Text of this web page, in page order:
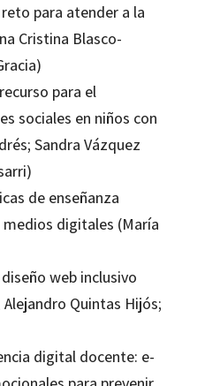
reto para atender a la
Cristina Blasco-
para el
sociales en niños con
Sandra Vázquez
de enseñanza
digitales (María
web inclusivo
Quintas Hijós;
digital docente: e-